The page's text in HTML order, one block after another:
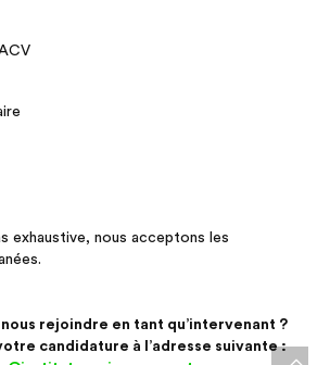
exhaustive, nous acceptons les
rejoindre en tant qu’intervenant ?
candidature à l’adresse suivante :